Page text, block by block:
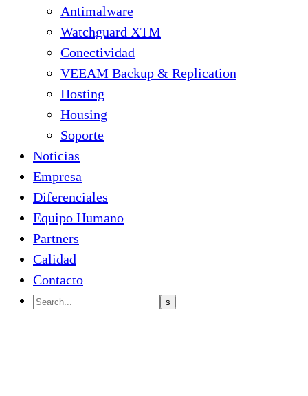
Antimalware
Watchguard XTM
Conectividad
VEEAM Backup & Replication
Hosting
Housing
Soporte
Noticias
Empresa
Diferenciales
Equipo Humano
Partners
Calidad
Contacto